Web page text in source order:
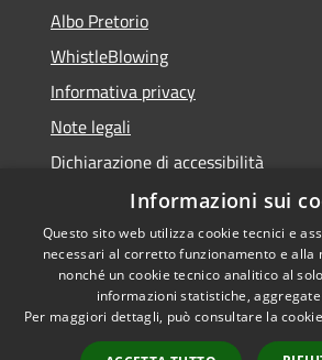
Albo Pretorio
WhistleBlowing
Informativa privacy
Note legali
Dichiarazione di accessibilità
Accessibilità
Privacy
Informazioni sui
Questo sito web utilizza cookie tecnici e
necessari al corretto funzionamento e alla
nonché un cookie tecnico analitico al
informazioni statistiche,
Per maggiori dettagli, può consultare la